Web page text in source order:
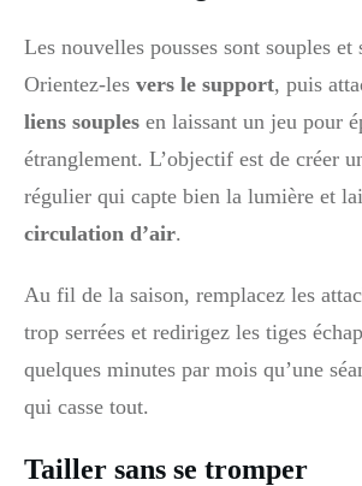
Les nouvelles pousses sont souples et
Orientez-les vers le support, puis
liens souples en laissant un jeu pour
étranglement. L’objectif est de créer
régulier qui capte bien la lumière et
circulation d’air.
Au fil de la saison, remplacez les
trop serrées et redirigez les tiges
quelques minutes par mois qu’une
qui casse tout.
Tailler sans se tromper